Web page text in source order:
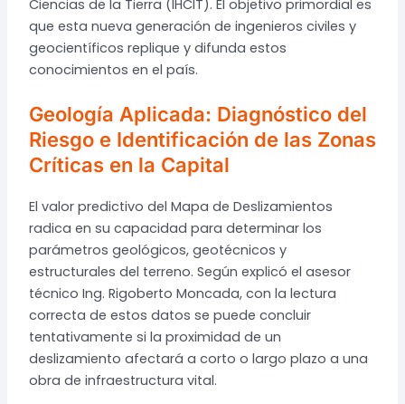
Ciencias de la Tierra (IHCIT). El objetivo primordial es
que esta nueva generación de ingenieros civiles y
geocientíficos replique y difunda estos
conocimientos en el país.
Geología Aplicada: Diagnóstico del
Riesgo e Identificación de las Zonas
Críticas en la Capital
El valor predictivo del Mapa de Deslizamientos
radica en su capacidad para determinar los
parámetros geológicos, geotécnicos y
estructurales del terreno. Según explicó el asesor
técnico Ing. Rigoberto Moncada, con la lectura
correcta de estos datos se puede concluir
tentativamente si la proximidad de un
deslizamiento afectará a corto o largo plazo a una
obra de infraestructura vital.